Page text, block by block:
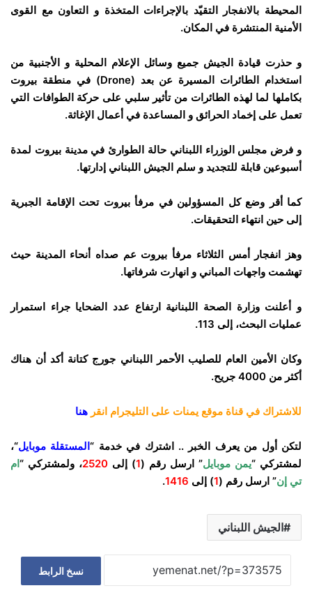
المحيطة بالانفجار التقيّد بالإجراءات المتخذة و التعاون مع القوى
الأمنية المنتشرة في المكان.
و حذرت قيادة الجيش جميع وسائل الإعلام المحلية و الأجنبية من
استخدام الطائرات المسيرة عن بعد (Drone) في منطقة بيروت
بكاملها لما لهذه الطائرات من تأثير سلبي على حركة الطوافات التي
تعمل على إخماد الحرائق و المساعدة في أعمال الإغاثة.
و فرض مجلس الوزراء اللبناني حالة الطوارئ في مدينة بيروت لمدة
أسبوعين قابلة للتجديد و سلم الجيش اللبناني إدارتها.
كما أقر وضع كل المسؤولين في مرفأ بيروت تحت الإقامة الجبرية
إلى حين انتهاء التحقيقات.
وهز انفجار أمس الثلاثاء مرفأ بيروت عم صداه أنحاء المدينة حيث
تهشمت واجهات المباني و انهارت شرفاتها.
و أعلنت وزارة الصحة اللبنانية ارتفاع عدد الضحايا جراء استمرار
عمليات البحث، إلى 113.
وكان الأمين العام للصليب الأحمر اللبناني جورج كتانة أكد أن هناك
أكثر من 4000 جريح.
للاشتراك في قناة موقع يمنات على التليجرام انقر هنا
لتكن أول من يعرف الخبر .. اشترك في خدمة “المستقلة موبايل“،
لمشتركي “يمن موبايل” ارسل رقم (1) إلى 2520، ولمشتركي “ام
تي إن” ارسل رقم (1) إلى 1416
.
الجيش اللبناني
نسخ الرابط